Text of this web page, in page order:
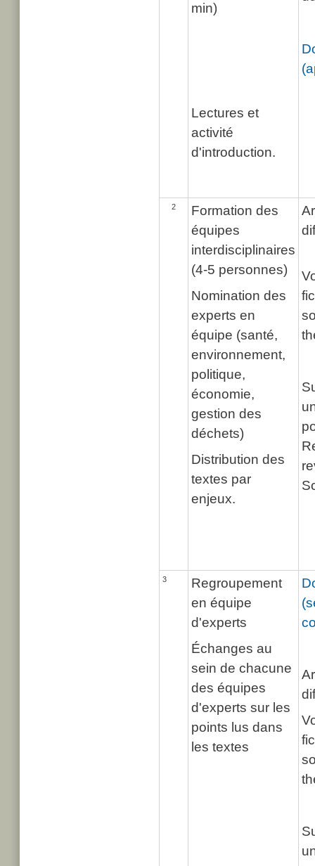
min)
Lectures et
activité
d'introduction.
2
Formation des
équipes
interdisciplinaires
(4-5 personnes)
Nomination des
experts en
équipe (santé,
environnement,
politique,
économie,
gestion des
déchets)
Distribution des
textes par
enjeux.
3
Regroupement
en équipe
d'experts
Échanges au
sein de chacune
des équipes
d'experts sur les
points lus dans
les textes